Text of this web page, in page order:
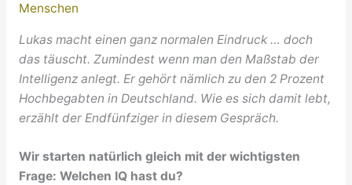
Menschen
Lukas macht einen ganz normalen Eindruck … doch
das täuscht. Zumindest wenn man den Maßstab der
Intelligenz anlegt. Er gehört nämlich zu den 2 Prozent
Hochbegabten in Deutschland. Wie es sich damit lebt,
erzählt der Endfünfziger in diesem Gespräch.
Wir starten natürlich gleich mit der wichtigsten
Frage: Welchen IQ hast du?